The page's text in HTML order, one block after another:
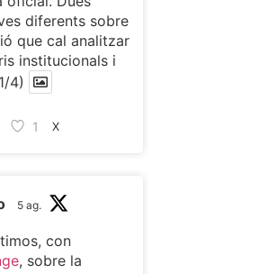
diferents sobre
que cal analitzar
institucionals i
4)
1 X
5 ag.
con
, sobre la